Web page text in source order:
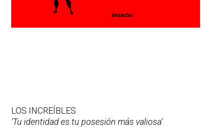
LOS INCREÍBLES
‘Tu identidad es tu posesión más valiosa’